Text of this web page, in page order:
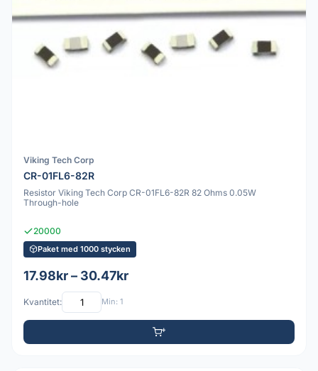
Viking Tech Corp
CR-01FL6-82R
Resistor Viking Tech Corp CR-01FL6-82R 82 Ohms 0.05W
Through-hole
20000
Paket med 1000 stycken
17.98kr – 30.47kr
Kvantitet: Min: 1